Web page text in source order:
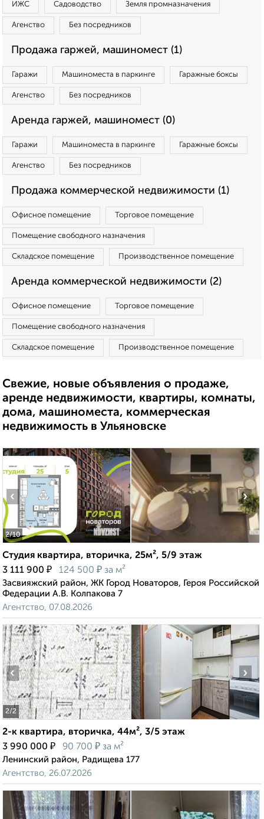
ИЖС Садоводство Земля промназначения
Агенство Без посредников
Продажа гаржей, машиномест (1)
Гаражи Машиноместа в паркинге Гаражные боксы
Агенство Без посредников
Аренда гаржей, машиномест (0)
Гаражи Машиноместа в паркинге Гаражные боксы
Агенство Без посредников
Продажа коммерческой недвижимости (1)
Офисное помещение Торговое помещение
Помещение свободного назначения
Складское помещение Производственное помещение
Аренда коммерческой недвижимости (2)
Офисное помещение Торговое помещение
Помещение свободного назначения
Складское помещение Производственное помещение
Свежие, новые объявления о продаже,
аренде недвижимости, квартиры, комнаты,
дома, машиноместа, коммерческая
недвижимость в Ульяновске
2/10
‹ ›
Студия квартира, вторичка, 25м², 5/9 этаж
3 111 900 ₽ 124 500 ₽ за м²
Засвияжский район, ЖК Город Новаторов, Героя Российской
Федерации А.В. Колпакова 7
Агентство, 07.08.2026
2/2
‹ ›
2-к квартира, вторичка, 44м², 3/5 этаж
3 990 000 ₽ 90 700 ₽ за м²
Ленинский район, Радищева 177
Агентство, 26.07.2026